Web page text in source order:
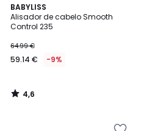
BABYLISS
Alisador de cabelo Smooth
Control 235
€
em
64.99
64.99 €
59.14 € -9%
4,6
/ 5
4,6
/